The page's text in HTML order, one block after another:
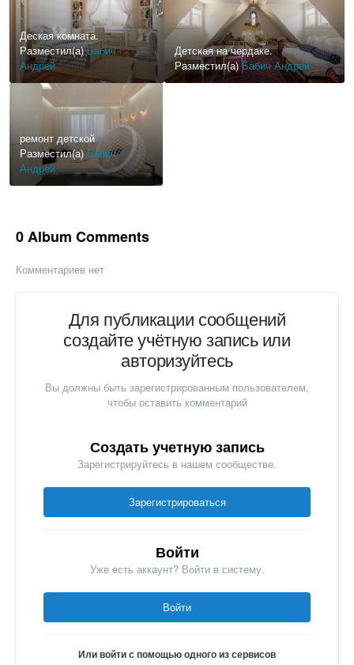
ремонтах квартир.
Деская комната.
Разместил(а)Бабич
Андрей
Детская на чердаке.
Разместил(а)Бабич Андрей
ремонт детской
Разместил(а) Бабич
Андрей
0 Album Comments
Комментариев нет
Для публикации сообщений
создайте учётную запись или
авторизуйтесь
Вы должны быть зарегистрированным пользователем,
чтобы оставить комментарий
Создать учетную запись
Зарегистрируйтесь в нашем сообществе.
Зарегистрироваться
Войти
Уже есть аккаунт? Войти в систему.
Войти
Или войти с помощью одного из сервисов